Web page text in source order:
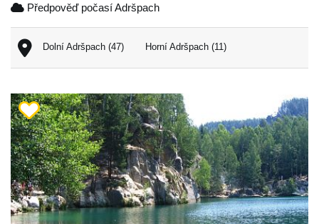
Předpověď počasí Adršpach
Dolní Adršpach (47) Horní Adršpach (11)